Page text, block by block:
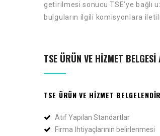
getirilmesi sonucu TSE’ye bağlı
bulguların ilgili komisyonlara
TSE ÜRÜN VE HIZMET
TSE ÜRÜN VE HIZMET
Atıf Yapılan Standartlar
Firma İhtiyaçlarının belirlenmesi